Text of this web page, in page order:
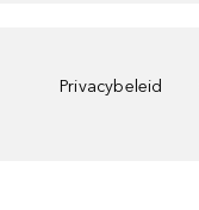
Privacybeleid